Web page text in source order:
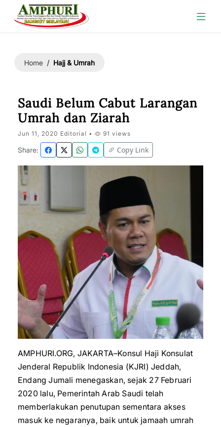
Home Hajj & Umrah
Saudi Belum Cabut Larangan
Umrah dan Ziarah
Jun 11, 2020 Editorial • 91 views
Share: Copy Link
AMPHURI.ORG, JAKARTA–Konsul Haji Konsulat
Jenderal Republik Indonesia (KJRI) Jeddah,
Endang Jumali menegaskan, sejak 27 Februari
2020 lalu, Pemerintah Arab Saudi telah
memberlakukan penutupan sementara akses
masuk ke negaranya, baik untuk jamaah umrah